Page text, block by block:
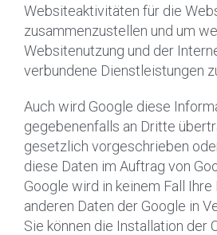
Websiteaktivitäten für die
zusammenzustellen und um
Websitenutzung und der
verbundene Dienstleistungen
Auch wird Google diese
gegebenenfalls an Dritte
gesetzlich vorgeschrieben
diese Daten im Auftrag von
Google wird in keinem Fall
anderen Daten der Google in
Sie können die Installation der